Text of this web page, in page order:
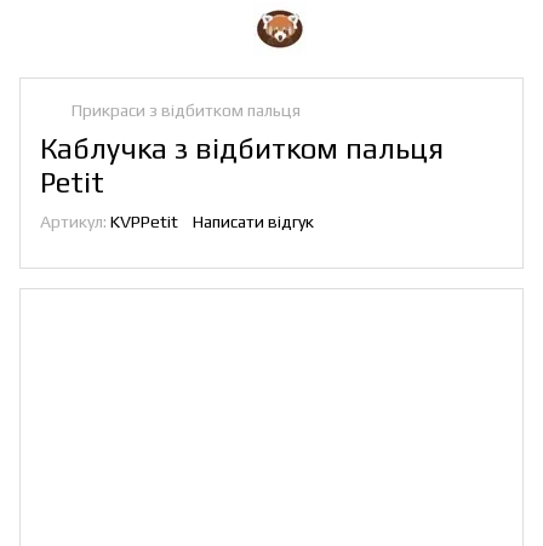
Прикраси з відбитком пальця
Каблучка з відбитком пальця
Petit
Артикул: KVPPetit Написати відгук